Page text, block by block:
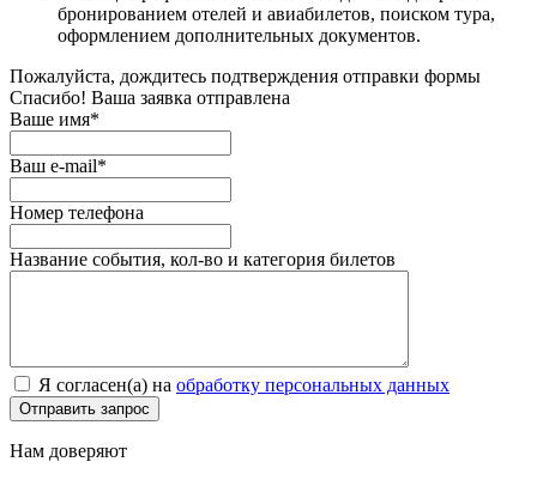
бронированием отелей и авиабилетов, поиском тура,
оформлением дополнительных документов.
Пожалуйста, дождитесь подтверждения отправки формы
Спасибо! Ваша заявка отправлена
Ваше имя*
Ваш e-mail*
Номер телефона
Название события, кол-во и категория билетов
Я согласен(а) на обработку персональных данных
Нам доверяют